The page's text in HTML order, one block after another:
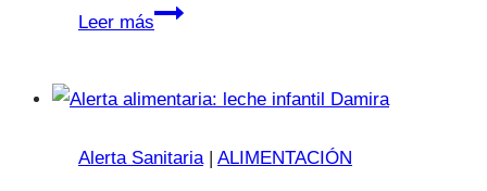
Leer másDudas
en
Alerta Sanitaria| ALIMENTACIÓN